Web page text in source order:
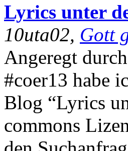
Lyrics unter
10uta02, Gott
Angeregt
#coer13 habe
Blog “Lyrics
commons